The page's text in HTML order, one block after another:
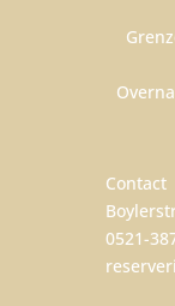
Contact
0521-